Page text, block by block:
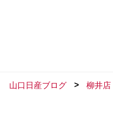
山口日産ブログ > 柳井店